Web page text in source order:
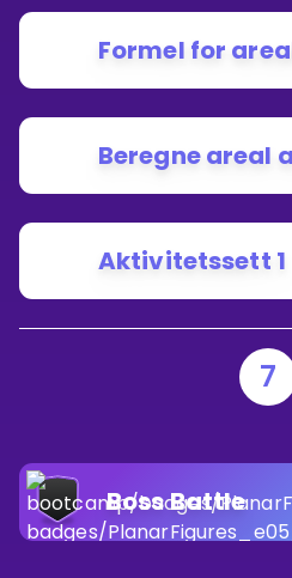
Formel for
Beregne areal
Aktivitetssett 1
7
Boss Battle